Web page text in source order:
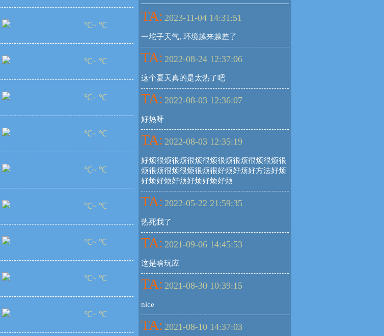
℃~ ℃
℃~ ℃
℃~ ℃
℃~ ℃
℃~ ℃
℃~ ℃
℃~ ℃
℃~ ℃
℃~ ℃
TA: 2023-11-04 14:31:51
一坨子天气, 环境越来越差了
TA: 2022-08-24 12:37:06
这个夏天真的是太热了吧
TA: 2022-08-03 12:36:07
好热呀
TA: 2022-08-03 12:35:19
好烦很烦很烦很烦很烦很烦很烦很烦很烦很
烦很烦很烦很烦很烦很好烦好烦好方法好烦
好烦好烦好烦好烦好烦好烦
TA: 2022-05-22 21:59:35
热死我了
TA: 2021-09-06 14:45:53
这是啥玩应
TA: 2021-08-30 10:39:15
nice
TA: 2021-08-10 14:37:03